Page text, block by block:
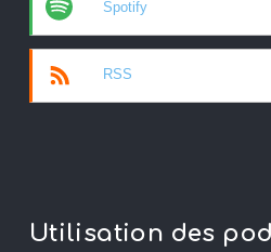
Spotify
RSS
Utilisation des